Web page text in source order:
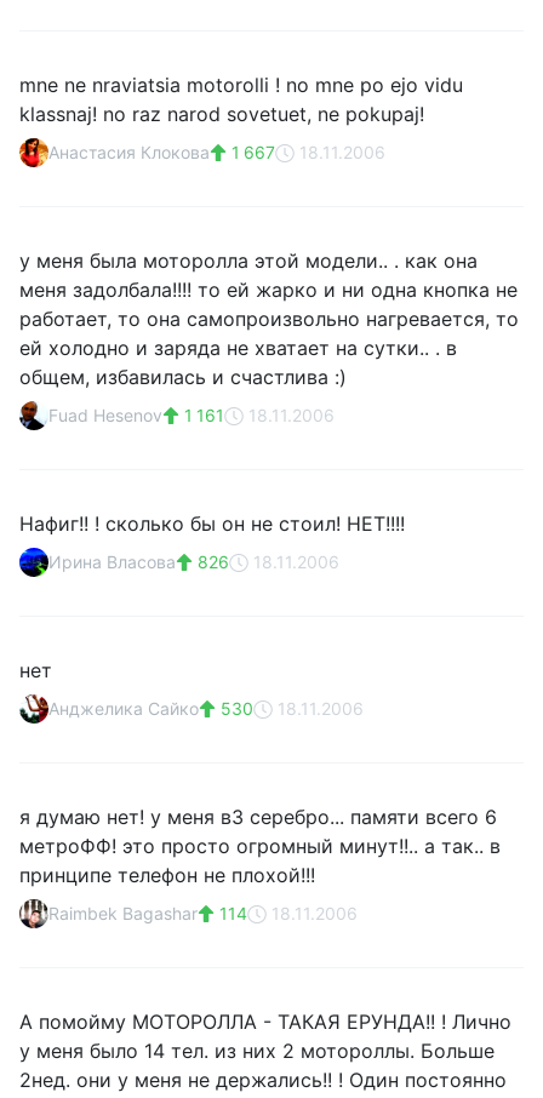
mne ne nraviatsia motorolli ! no mne po ejo vidu
klassnaj! no raz narod sovetuet, ne pokupaj!
Анастасия Клокова 1 667 18.11.2006
у меня была моторолла этой модели.. . как она
меня задолбала!!!! то ей жарко и ни одна кнопка не
работает, то она самопроизвольно нагревается, то
ей холодно и заряда не хватает на сутки.. . в
общем, избавилась и счастлива :)
Fuad Hesenov 1 161 18.11.2006
Нафиг!! ! сколько бы он не стоил! НЕТ!!!!
Ирина Власова 826 18.11.2006
нет
Анджелика Сайко 530 18.11.2006
я думаю нет! у меня в3 серебро... памяти всего 6
метроФФ! это просто огромный минут!!.. а так.. в
принципе телефон не плохой!!!
Raimbek Bagashar 114 18.11.2006
А помойму МОТОРОЛЛА - ТАКАЯ ЕРУНДА!! ! Лично
у меня было 14 тел. из них 2 мотороллы. Больше
2нед. они у меня не держались!! ! Один постоянно